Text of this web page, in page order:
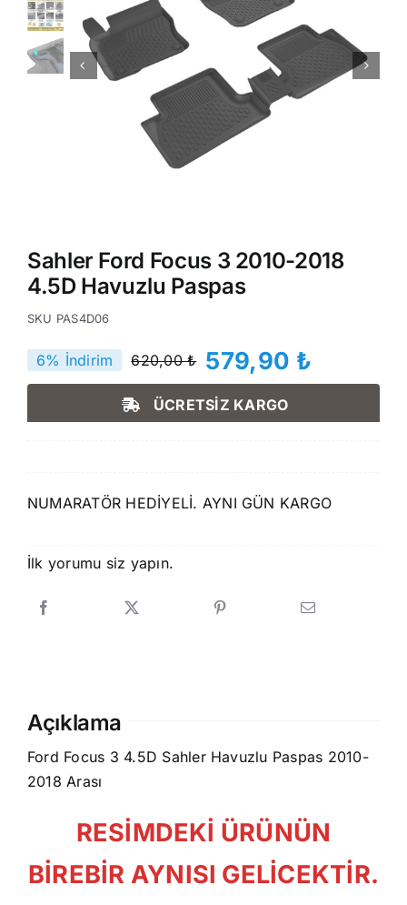
Sahler Ford Focus 3 2010-2018
4.5D Havuzlu Paspas
SKU PAS4D06
620,00₺
Orijinal
fiyat:
620,00 ₺.
579,90 ₺
Şu
andaki
fiyat:
6% İndirim
ÜCRETSİZ KARGO
NUMARATÖR HEDİYELİ. AYNI GÜN KARGO
İlk yorumu siz yapın.
Açıklama
Ford Focus 3 4.5D Sahler Havuzlu Paspas 2010-
2018 Arası
RESİMDEKİ ÜRÜNÜN
BİREBİR AYNISI GELİCEKTİR.